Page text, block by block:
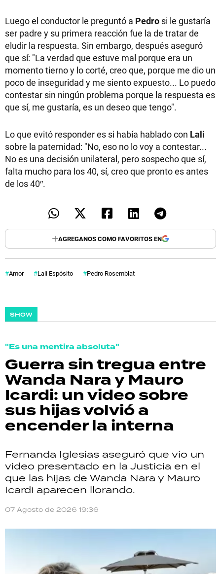
Luego el conductor le preguntó a Pedro si le gustaría
ser padre y su primera reacción fue la de tratar de
eludir la respuesta. Sin embargo, después aseguró
que sí: "La verdad que estuve mal porque era un
momento tierno y lo corté, creo que, porque me dio un
poco de inseguridad y me siento expuesto... Lo puedo
contestar sin ningún problema porque la respuesta es
que sí, me gustaría, es un deseo que tengo".
Lo que evitó responder es si había hablado con Lali
sobre la paternidad: "No, eso no lo voy a contestar...
No es una decisión unilateral, pero sospecho que sí,
falta mucho para los 40, sí, creo que pronto es antes
de los 40″.
AGREGANOS COMO FAVORITOS EN
Amor Lali Espósito Pedro Rosemblat
SHOW
"Es una mentira absoluta"
Guerra sin tregua entre
Wanda Nara y Mauro
Icardi: un video sobre
sus hijas volvió a
encender la interna
Fernanda Iglesias aseguró que vio un
video presentado en la Justicia en el
que las hijas de Wanda Nara y Mauro
Icardi aparecen llorando.
07 Agosto de 2026 19:36